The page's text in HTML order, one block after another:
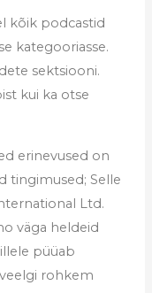
kõik podcastid
kategooriasse.
sektsiooni.
kui ka otse
erinevused on
tingimused; Selle
Ltd.
väga heldeid
püüab
rohkem